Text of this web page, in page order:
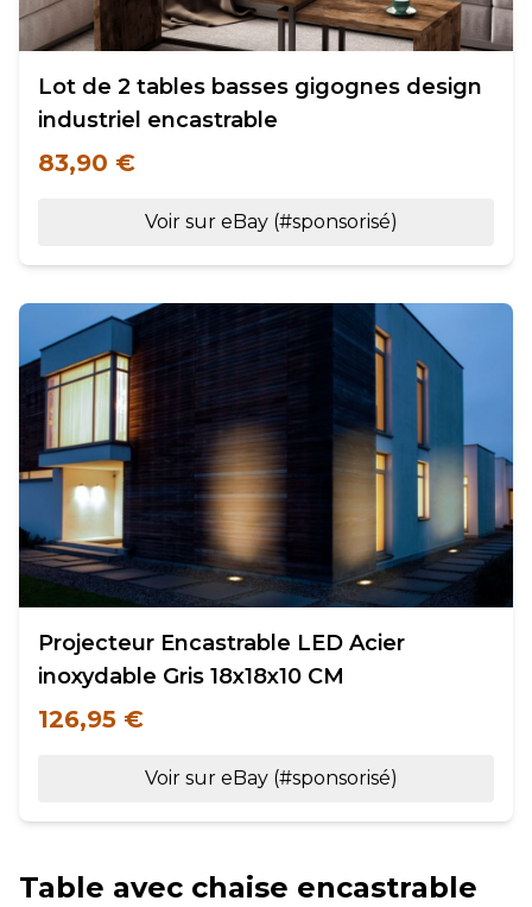
Lot de 2 tables basses gigognes design
industriel encastrable
83,90 €
Voir sur eBay (#sponsorisé)
Projecteur Encastrable LED Acier
inoxydable Gris 18x18x10 CM
126,95 €
Voir sur eBay (#sponsorisé)
Table avec chaise encastrable